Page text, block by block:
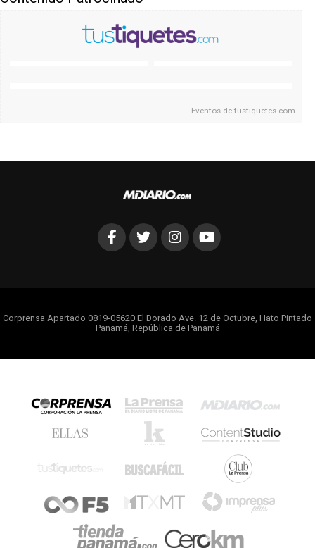
Eventos detustiquetes.com
Corprensa Apartado 0819-05620 El Dorado Ave. 12 de Octubre, Hato Pintado
Panamá, República de Panamá